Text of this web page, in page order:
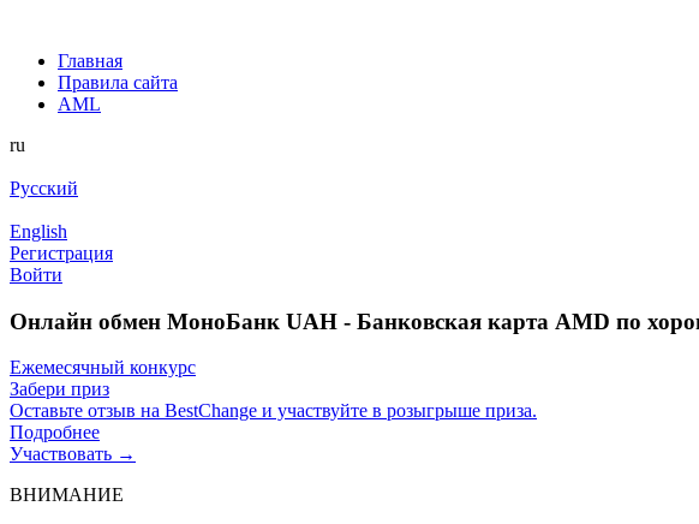
Главная
Правила сайта
AML
ru
Русский
English
Регистрация
Войти
Онлайн обмен МоноБанк UAH - Банковская карта AMD по
Ежемесячный конкурс
Забери приз
Оставьте отзыв на BestChange и участвуйте в розыгрыше приза.
Подробнее
Участвовать →
ВНИМАНИЕ